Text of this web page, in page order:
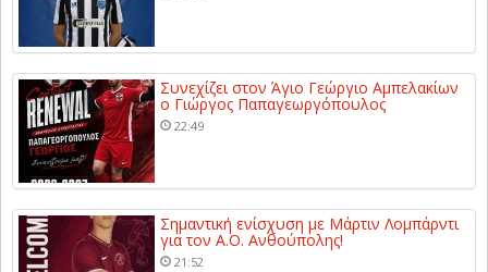
Συνεχίζει στον Άγιο Γεώργιο Αμπελακίων
ο Γιώργος Παπαγεωργόπουλος
22:49
Σημαντική ενίσχυση με Μάρτιν Λομπάρντι
για τον Α.Ο. Ανθούπολης!
21:52